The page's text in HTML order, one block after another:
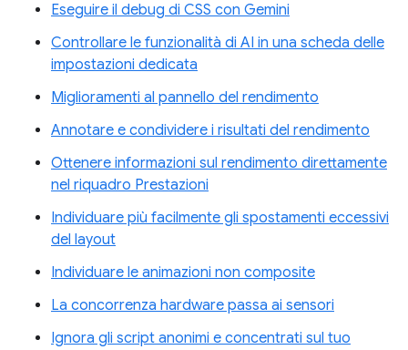
Eseguire il debug di CSS con Gemini
Controllare le funzionalità di AI in una scheda delle
impostazioni dedicata
Miglioramenti al pannello del rendimento
Annotare e condividere i risultati del rendimento
Ottenere informazioni sul rendimento direttamente
nel riquadro Prestazioni
Individuare più facilmente gli spostamenti eccessivi
del layout
Individuare le animazioni non composite
La concorrenza hardware passa ai sensori
Ignora gli script anonimi e concentrati sul tuo